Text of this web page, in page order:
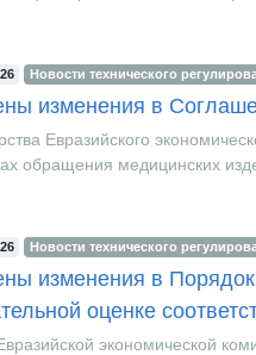
Новости технического
изменения в
Евразийского
обращения медицинских
Новости технического
изменения в
оценке
экономической